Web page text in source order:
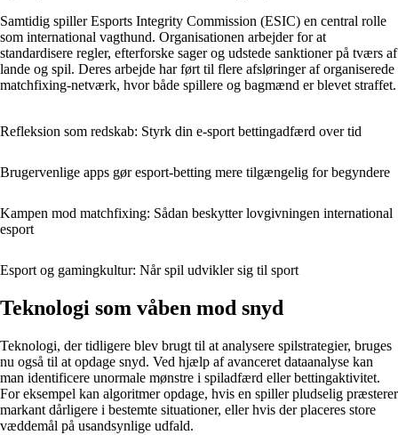
Samtidig spiller Esports Integrity Commission (ESIC) en central rolle
som international vagthund. Organisationen arbejder for at
standardisere regler, efterforske sager og udstede sanktioner på tværs af
lande og spil. Deres arbejde har ført til flere afsløringer af organiserede
matchfixing-netværk, hvor både spillere og bagmænd er blevet straffet.
Refleksion som redskab: Styrk din e-sport bettingadfærd over tid
Brugervenlige apps gør esport-betting mere tilgængelig for begyndere
Kampen mod matchfixing: Sådan beskytter lovgivningen international
esport
Esport og gamingkultur: Når spil udvikler sig til sport
Teknologi som våben mod snyd
Teknologi, der tidligere blev brugt til at analysere spilstrategier, bruges
nu også til at opdage snyd. Ved hjælp af avanceret dataanalyse kan
man identificere unormale mønstre i spiladfærd eller bettingaktivitet.
For eksempel kan algoritmer opdage, hvis en spiller pludselig præsterer
markant dårligere i bestemte situationer, eller hvis der placeres store
væddemål på usandsynlige udfald.